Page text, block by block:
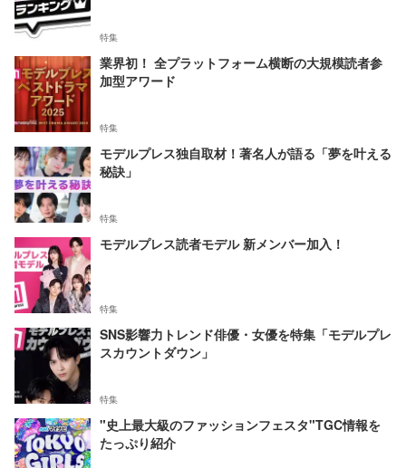
特集
業界初！ 全プラットフォーム横断の大規模読者参
加型アワード
特集
モデルプレス独自取材！著名人が語る「夢を叶える
秘訣」
特集
モデルプレス読者モデル 新メンバー加入！
特集
SNS影響力トレンド俳優・女優を特集「モデルプレ
スカウントダウン」
特集
"史上最大級のファッションフェスタ"TGC情報を
たっぷり紹介